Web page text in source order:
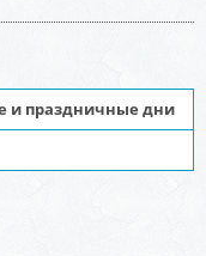
и праздничные дни